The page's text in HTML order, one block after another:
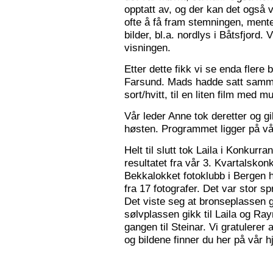
opptatt av, og der kan det
ofte å få fram stemningen,
bilder, bl.a. nordlys i Båtsfjord.
visningen.
Etter dette fikk vi se enda flere
Farsund. Mads hadde satt
sort/hvitt, til en liten film med
Vår leder Anne tok deretter og
høsten. Programmet ligger på
Helt til slutt tok Laila i
resultatet fra vår 3.
Bekkalokket fotoklubb i
fra 17 fotografer. Det var stor
Det viste seg at bronseplassen
sølvplassen gikk til Laila og
gangen til Steinar. Vi gratulerer
og bildene finner du her på vår